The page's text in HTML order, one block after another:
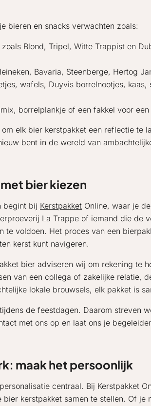
bieren en snacks verwachten zoals:
Blond, Tripel, Witte Trappist en
Bavaria, Steenberge, Hertog
wafels, Duyvis borrelnootjes,
borrelplankje of een fakkel voor
elk bier kerstpakket een reflectie
bent in de wereld van
bier kiezen
begint bij Kerstpakket Online, waar je
La Trappe of iemand die de
te voldoen. Het proces van een
kerst kunt navigeren.
bier adviseren wij om rekening te
van een collega of zakelijke
lokale brouwsels, elk pakket is
de feestdagen. Daarom streven
met ons op en laat ons je
maak het persoonlijk
centraal. Bij Kerstpakket
kerstpakket samen te stellen. Of